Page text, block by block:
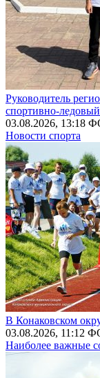
Руководитель
спортивно-
03.08.2026, 13:18
Новости спорта
В Конаковском
03.08.2026, 11:12
Наиболее важные